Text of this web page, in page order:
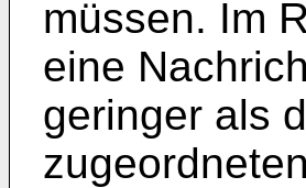
müssen. Im
eine
geringer als